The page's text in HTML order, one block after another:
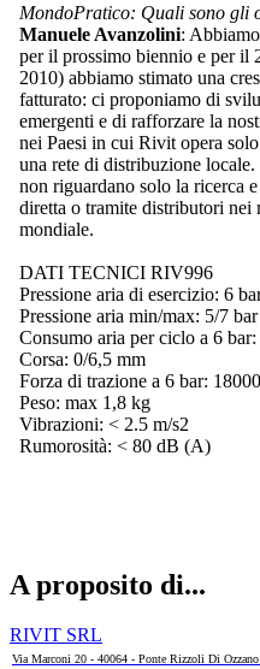
MondoPratico: Quali sono gli
Manuele Avanzolini:
per il prossimo biennio e per il
2010) abbiamo stimato una
fatturato: ci proponiamo di
emergenti e di rafforzare la
nei Paesi in cui Rivit opera
una rete di distribuzione
non riguardano solo la ricerca
diretta o tramite distributori nei
mondiale.
DATI TECNICI RIV996
Pressione aria di esercizio: 6
Pressione aria min/max: 5/7 bar
Consumo aria per ciclo a 6
Corsa: 0/6,5 mm
Forza di trazione a 6 bar:
Peso: max 1,8 kg
Vibrazioni: < 2.5 m/s2
Rumorosità: < 80 dB (A)
A proposito di...
RIVIT SRL
Via Marconi 20 - 40064 - Ponte Rizzoli Di